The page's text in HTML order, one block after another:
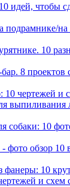
идей, чтобы
подрамнике/на
10
8 проектов
10 чертежей и
выпиливания
собаки: 10
фото обзор 10
фанеры: 10
и схем